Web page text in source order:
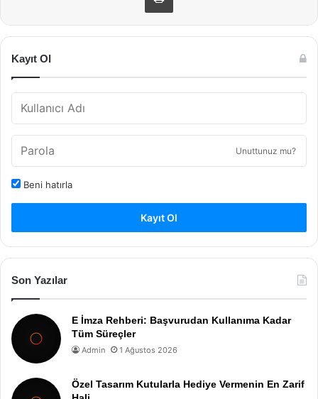
Kayıt Ol
Unuttunuz mu?
Beni hatırla
Kayıt Ol
Son Yazılar
E İmza Rehberi: Başvurudan Kullanıma Kadar
Tüm Süreçler
Admin 1 Ağustos 2026
Özel Tasarım Kutularla Hediye Vermenin En Zarif